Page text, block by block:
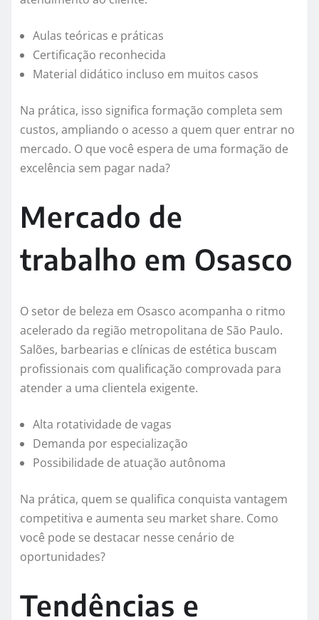
Aulas teóricas e práticas
Certificação reconhecida
Material didático incluso em muitos casos
Na prática, isso significa formação completa sem
custos, ampliando o acesso a quem quer entrar no
mercado. O que você espera de uma formação de
excelência sem pagar nada?
Mercado de
trabalho em Osasco
O setor de beleza em Osasco acompanha o ritmo
acelerado da região metropolitana de São Paulo.
Salões, barbearias e clínicas de estética buscam
profissionais com qualificação comprovada para
atender a uma clientela exigente.
Alta rotatividade de vagas
Demanda por especialização
Possibilidade de atuação autônoma
Na prática, quem se qualifica conquista vantagem
competitiva e aumenta seu market share. Como
você pode se destacar nesse cenário de
oportunidades?
Tendências e